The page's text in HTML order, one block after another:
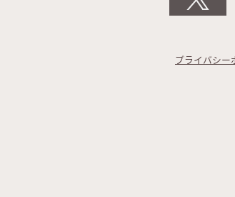
プライバシー